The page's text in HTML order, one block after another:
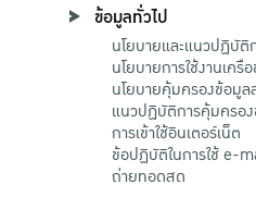
ข้อมูลทั่วไป
นโยบายและแนวปฏิบั
นโยบายการใช้งานเครื
นโยบายคุ้มครองข้อมู
แนวปฏิบัติการคุ้มครอ
การเข้าใช้อินเตอร์เน็ต
ข้อปฏิบัติในการใช้ e-
ถ่ายทอดสด